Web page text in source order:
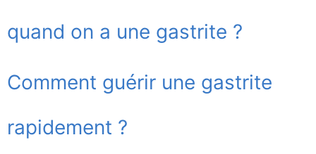
quand on a une gastrite ?
Comment guérir une gastrite
rapidement ?